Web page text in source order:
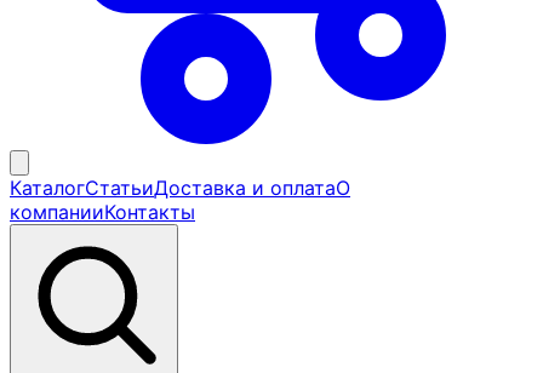
КаталогСтатьиДоставка и оплатаО
компанииКонтакты